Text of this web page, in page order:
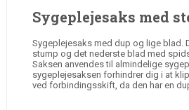
Sygeplejesaks med
Sygeplejesaks med dup og lige blad.
stump og det nederste blad med
Saksen anvendes til almindelige
sygeplejesaksen forhindrer dig i at
ved forbindingsskift, da den har en